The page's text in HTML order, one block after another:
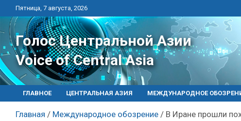
Перейти
к
контенту
Пятница, 7 августа, 2026
Голос Центральной Азии
Voice of Central Asia
ГЛАВНОЕ ЦЕНТРАЛЬНАЯ АЗИЯ МЕЖДУНАРОДНОЕ
Главная Международное обозрение В Иране прошли